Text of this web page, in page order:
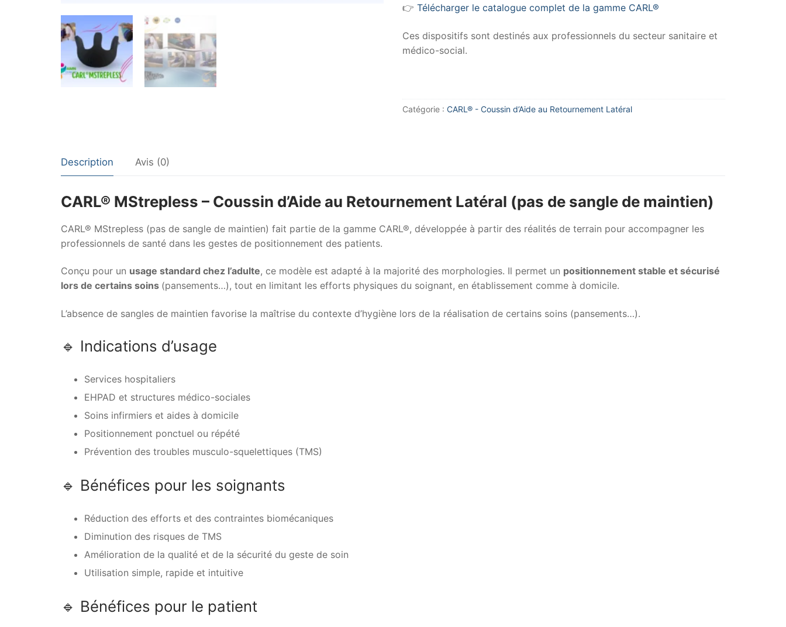
👉 Télécharger le catalogue complet de la gamme CARL®
Ces dispositifs sont destinés aux professionnels du secteur sanitaire et
médico-social.
Catégorie : CARL® - Coussin d’Aide au Retournement Latéral
Description Avis (0)
CARL® MStrepless – Coussin d’Aide au Retournement Latéral (pas de sangle de maintien)
CARL® MStrepless (pas de sangle de maintien) fait partie de la gamme CARL®, développée à partir des réalités de terrain pour accompagner les
professionnels de santé dans les gestes de positionnement des patients.
Conçu pour un usage standard chez l’adulte, ce modèle est adapté à la majorité des morphologies. Il permet un positionnement stable et sécurisé
lors de certains soins (pansements…), tout en limitant les efforts physiques du soignant, en établissement comme à domicile.
L’absence de sangles de maintien favorise la maîtrise du contexte d’hygiène lors de la réalisation de certains soins (pansements…).
🔹 Indications d’usage
Services hospitaliers
EHPAD et structures médico-sociales
Soins infirmiers et aides à domicile
Positionnement ponctuel ou répété
Prévention des troubles musculo-squelettiques (TMS)
🔹 Bénéfices pour les soignants
Réduction des efforts et des contraintes biomécaniques
Diminution des risques de TMS
Amélioration de la qualité et de la sécurité du geste de soin
Utilisation simple, rapide et intuitive
🔹 Bénéfices pour le patient